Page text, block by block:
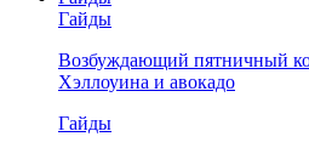
Гайды
Возбуждающий пятничный
Хэллоуина и авокадо
Гайды